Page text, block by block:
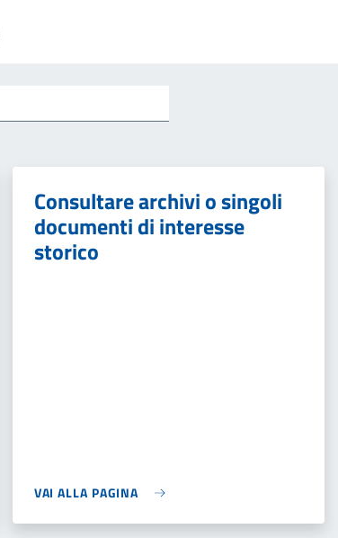
Consultare archivi o singoli
documenti di interesse
storico
VAI ALLA PAGINA